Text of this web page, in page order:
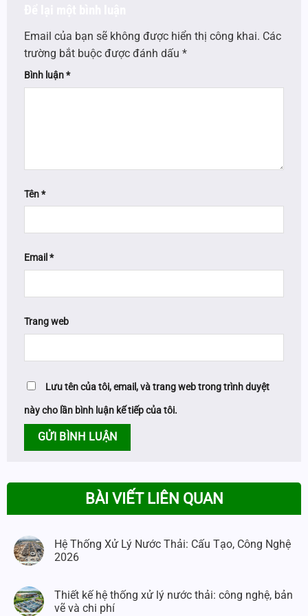
Email của bạn sẽ không được hiển thị công khai. Các
trường bắt buộc được đánh dấu *
Bình luận*
Tên*
Email*
Trang web
Lưu tên của tôi, email, và trang web trong trình duyệt
này cho lần bình luận kế tiếp của tôi.
BÀI VIẾT LIÊN QUAN
Hệ Thống Xử Lý Nước Thải: Cấu Tạo, Công Nghệ
2026
Thiết kế hệ thống xử lý nước thải: công nghệ, bản
vẽ và chi phí